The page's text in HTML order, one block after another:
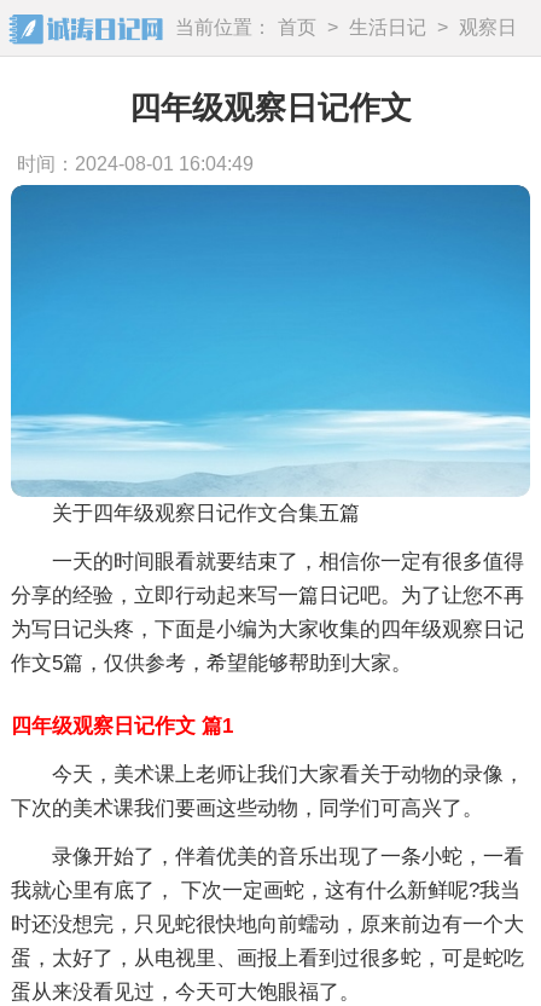
当前位置： 首页 > 生活日记 >
观察日
记
四年级观察日记作文
时间：2024-08-01 16:04:49
关于四年级观察日记作文合集五篇
一天的时间眼看就要结束了，相信你一定有很多值得
分享的经验，立即行动起来写一篇日记吧。为了让您不再
为写日记头疼，下面是小编为大家收集的四年级观察日记
作文5篇，仅供参考，希望能够帮助到大家。
四年级观察日记作文 篇1
今天，美术课上老师让我们大家看关于动物的录像，
下次的美术课我们要画这些动物，同学们可高兴了。
录像开始了，伴着优美的音乐出现了一条小蛇，一看
我就心里有底了， 下次一定画蛇，这有什么新鲜呢?我当
时还没想完，只见蛇很快地向前蠕动，原来前边有一个大
蛋，太好了，从电视里、画报上看到过很多蛇，可是蛇吃
蛋从来没看见过，今天可大饱眼福了。